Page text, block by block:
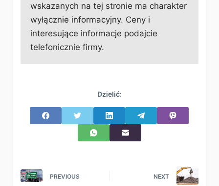
wskazanych na tej stronie ma charakter
wyłącznie informacyjny. Ceny i
interesujące informacje podajcie
telefonicznie firmy.
Dzielić:
PREVIOUS NEXT